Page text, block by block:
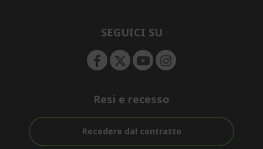
e
SEGUICI SU
Resi e recesso
Recedere dal contratto